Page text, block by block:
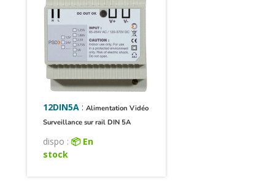
12DIN5A :Alimentation Vidéo
Surveillance sur rail DIN 5A
dispo : 📦 En
stock